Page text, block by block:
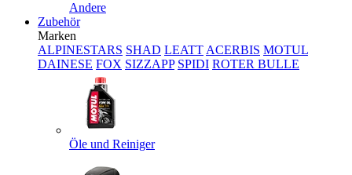
Andere
Zubehör
Marken
ALPINESTARS SHAD LEATT ACERBIS MOTUL
DAINESE FOX SIZZAPP SPIDI ROTER BULLE
Öle und Reiniger